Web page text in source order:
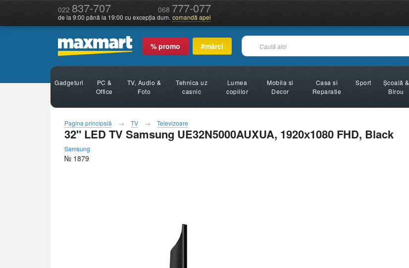
022 837-707 068 777-077
de la 9:00 până la 19:00 cu excepția dum. comandă apel
% promo #mărci
Gadgeturi
PC &
Office
TV, Audio &
Foto
Tehnica uz
casnic
Lumea
copiilor
Mobila si
Decor
Casa si
Reparatie
Sport
Şcoală &
Birou
Pagina principală TV Televizoare
32" LED TV Samsung UE32N5000AUXUA, 1920х1080 FHD, Black
Samsung
№ 1879